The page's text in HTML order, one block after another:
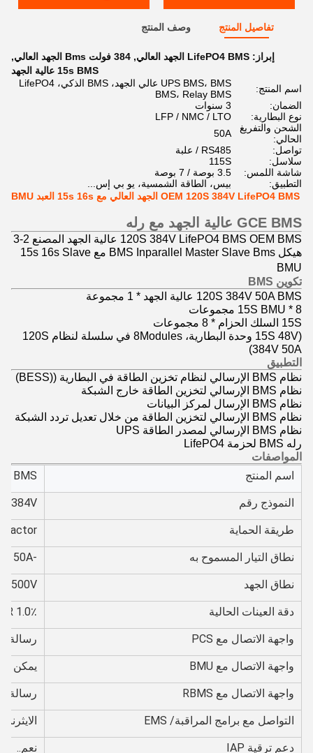
تفاصيل المنتج وصف المنتج
إبراز: LifePO4 BMS الجهد العالي , 384 فولت Bms الجهد العالي
,
15s BMS عالية الجهد
اسم المنتج:
UPS BMS، BMS عالي الجهد، BMS الذكي، LifePO4
BMS، Relay BMS
الضمان:
3 سنوات
نوع البطارية:
LFP / NMC / LTO
الشحن والتفريغ
الحالي:
50A
تواصل:
RS485 / علبة
سلاسل:
115S
شاشة اللمس:
3.5 بوصة / 7 بوصة
التطبيق:
بيس، الطاقة الشمسية، يو بي إس...
OEM 120S 384V LifePO4 BMS الجهد العالي مع 15s 16s العبد BMU
GCE BMS عالية الجهد مع رله
120S 384V LifePO4 BMS OEM BMS عالية الجهد المصنع 2-3
هيكل BMS Inparallel Master Slave Bms مع 15s 16s Slave
BMU
تكوين BMS
120S 384V 50A BMS عالية الجهد * 1 مجموعة
15S BMU * 8 مجموعات
15S السلك الحزام * 8 مجموعات
(15S 48V وحدة البطارية، 8Modules في سلسلة لنظام 120S
384V 50A)
التطبيق
نظام BMS الإرسالي لنظام تخزين الطاقة في البطارية ((BESS)
نظام BMS الإرسالي لتخزين الطاقة خارج الشبكة
نظام BMS الإرسال لمركز البيانات
نظام BMS الإرسالي لتخزين الطاقة من خلال تعديل تردد الشبكة
نظام BMS الإرسالي لمصدر الطاقة UPS
رله BMS لحزمة LifePO4
المواصفات
اسم المنتج BMS (نظام إدارة البطارية)
النموذج رقم
طريقة الحماية
نطاق التيار المسموح به -50A ~ 50A
نطاق الجهد 500V
دقة العينات الحالية 1.0٪ FSR
واجهة الاتصال مع PCS رسالة
واجهة الاتصال مع BMU يمكن
واجهة الاتصال مع RBMS رسالة
التواصل مع برامج المراقبة/ EMS الايثرنت
دعم ترقية IAP نعم..